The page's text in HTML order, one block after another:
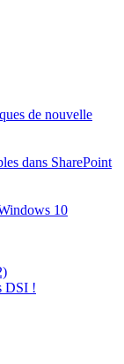
de nouvelle
dans SharePoint
10
DSI !